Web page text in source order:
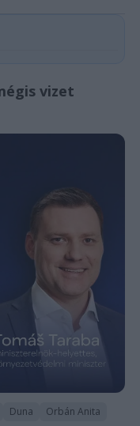
vizet
Duna Orbán Anita